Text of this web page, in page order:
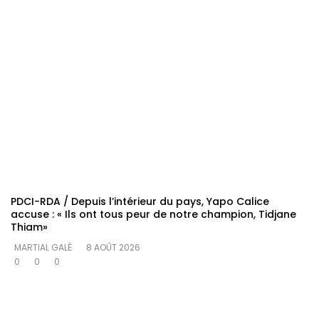
PDCI-RDA / Depuis l’intérieur du pays, Yapo Calice
accuse : « Ils ont tous peur de notre champion, Tidjane
Thiam»
MARTIAL GALÉ
8 AOÛT 2026
0
0 0